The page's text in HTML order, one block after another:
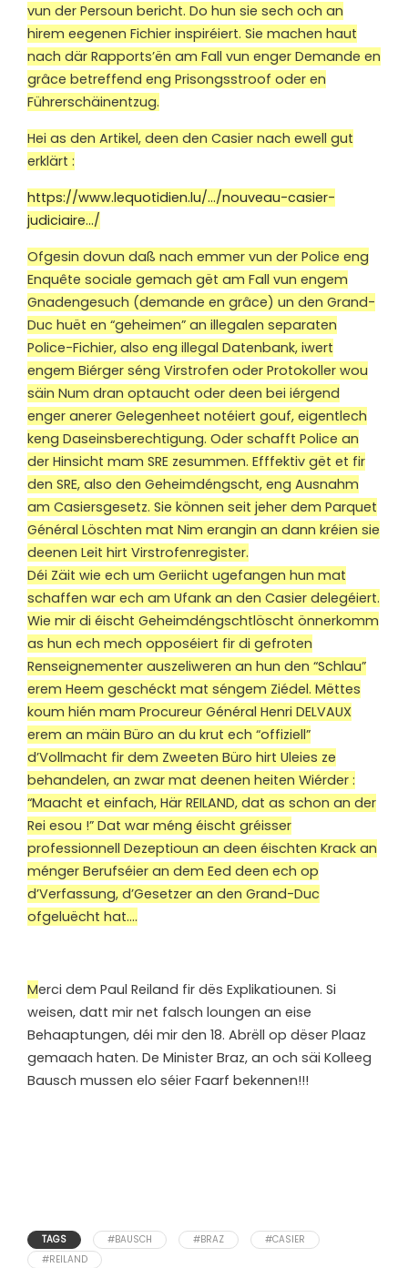
vun der Persoun bericht. Do hun sie sech och an
hirem eegenen Fichier inspiréiert. Sie machen haut
nach där Rapports’ën am Fall vun enger Demande en
grâce betreffend eng Prisongsstroof oder en
Führerschäinentzug.
Hei as den Artikel, deen den Casier nach ewell gut
erklärt :
https://www.lequotidien.lu/…/nouveau-casier-
judiciaire…/
Ofgesin dovun daß nach emmer vun der Police eng
Enquête sociale gemach gët am Fall vun engem
Gnadengesuch (demande en grâce) un den Grand-
Duc huët en “geheimen” an illegalen separaten
Police-Fichier, also eng illegal Datenbank, iwert
engem Biérger séng Virstrofen oder Protokoller wou
säin Num dran optaucht oder deen bei iérgend
enger anerer Gelegenheet notéiert gouf, eigentlech
keng Daseinsberechtigung. Oder schafft Police an
der Hinsicht mam SRE zesummen. Efffektiv gët et fir
den SRE, also den Geheimdéngscht, eng Ausnahm
am Casiersgesetz. Sie können seit jeher dem Parquet
Général Löschten mat Nim erangin an dann kréien sie
deenen Leit hirt Virstrofenregister.
Déi Zäit wie ech um Geriicht ugefangen hun mat
schaffen war ech am Ufank an den Casier delegéiert.
Wie mir di éischt Geheimdéngschtlöscht önnerkomm
as hun ech mech opposéiert fir di gefroten
Renseignementer auszeliweren an hun den “Schlau”
erem Heem geschéckt mat séngem Ziédel. Mëttes
koum hién mam Procureur Général Henri DELVAUX
erem an mäin Büro an du krut ech “offiziell”
d’Vollmacht fir dem Zweeten Büro hirt Uleies ze
behandelen, an zwar mat deenen heiten Wiérder :
“Maacht et einfach, Här REILAND, dat as schon an der
Rei esou !” Dat war méng éischt gréisser
professionnell Dezeptioun an deen éischten Krack an
ménger Berufséier an dem Eed deen ech op
d’Verfassung, d’Gesetzer an den Grand-Duc
ofgeluëcht hat….
Merci dem Paul Reiland fir dës Explikatiounen. Si
weisen, datt mir net falsch loungen an eise
Behaaptungen, déi mir den 18. Abrëll op dëser Plaaz
gemaach haten. De Minister Braz, an och säi Kolleeg
Bausch mussen elo séier Faarf bekennen!!!
TAGS #BAUSCH #BRAZ
#CASIER
#REILAND